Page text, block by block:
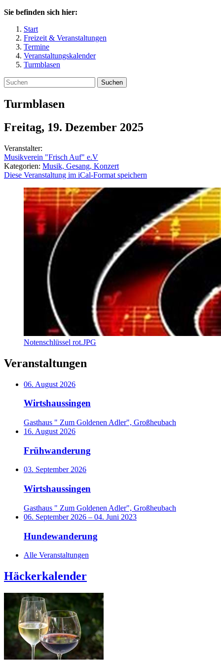
Sie befinden sich hier:
Start
Freizeit & Veranstaltungen
Termine
Veranstaltungskalender
Turmblasen
Suchen
Turmblasen
Freitag, 19. Dezember 2025
Veranstalter:
Musikverein "Frisch Auf" e.V
Kategorien: Musik, Gesang, Konzert
Diese Veranstaltung im iCal-Format speichern
Notenschlüssel rot.JPG
Veranstaltungen
06. August 2026
Wirtshaussingen
Gasthaus " Zum Goldenen Adler", Großheubach
16. August 2026
Frühwanderung
03. September 2026
Wirtshaussingen
Gasthaus " Zum Goldenen Adler", Großheubach
06. September 2026 – 04. Juni 2023
Hundewanderung
Alle Veranstaltungen
Häckerkalender